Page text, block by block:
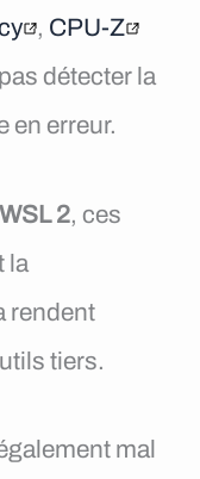
, CPU-Z
détecter la
en erreur.
WSL 2, ces
la
rendent
tiers.
mal